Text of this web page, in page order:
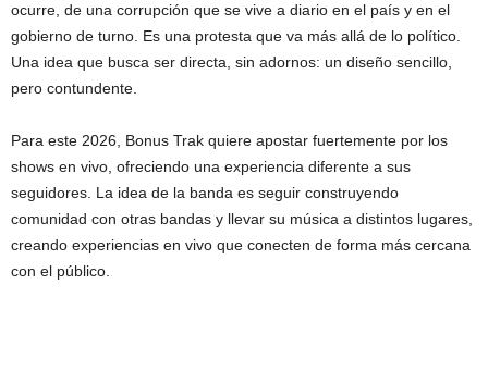
ocurre, de una corrupción que se vive a diario en el país y en el
gobierno de turno. Es una protesta que va más allá de lo político.
Una idea que busca ser directa, sin adornos: un diseño sencillo,
pero contundente.
Para este 2026, Bonus Trak quiere apostar fuertemente por los
shows en vivo, ofreciendo una experiencia diferente a sus
seguidores. La idea de la banda es seguir construyendo
comunidad con otras bandas y llevar su música a distintos lugares,
creando experiencias en vivo que conecten de forma más cercana
con el público.